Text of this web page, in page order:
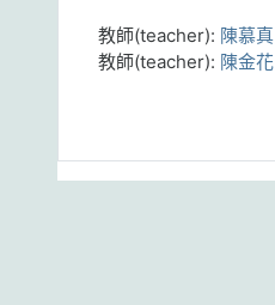
教師(teacher): 陳慕真
教師(teacher): 陳金花